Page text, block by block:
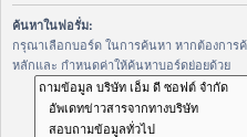
ค้นหาในฟอรั่ม:
กรุณาเลือกบอร์ด ในการค้นหา หากต้องกา
หลักและ กำหนดค่าให้ค้นหาบอร์ดย่อยด้วย